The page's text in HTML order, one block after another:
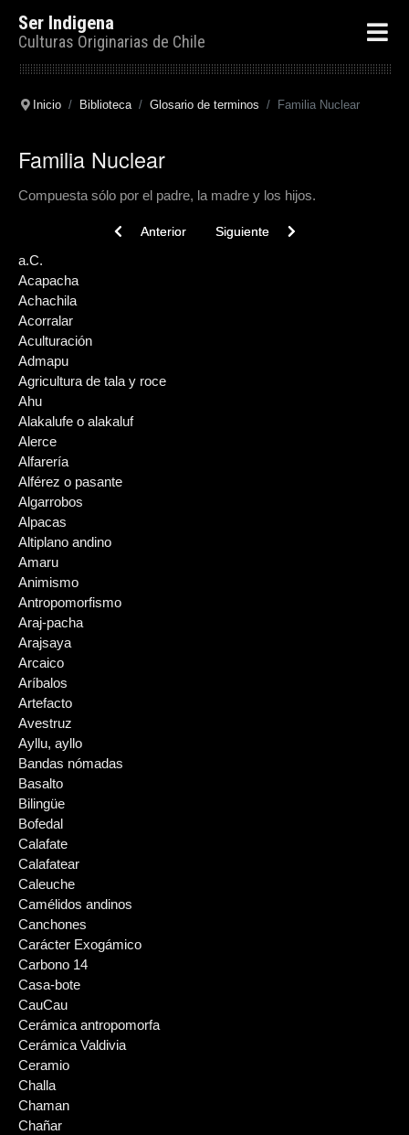
Ser Indigena
Culturas Originarias de Chile
Inicio Biblioteca Glosario de terminos Familia Nuclear
Familia Nuclear
Compuesta sólo por el padre, la madre y los hijos.
Previous article: Fiestas Patronales
Anterior Next article: Familia Monogámica
Siguiente
a.C.
Acapacha
Achachila
Acorralar
Aculturación
Admapu
Agricultura de tala y roce
Ahu
Alakalufe o alakaluf
Alerce
Alfarería
Alférez o pasante
Algarrobos
Alpacas
Altiplano andino
Amaru
Animismo
Antropomorfismo
Araj-pacha
Arajsaya
Arcaico
Aríbalos
Artefacto
Avestruz
Ayllu, ayllo
Bandas nómadas
Basalto
Bilingüe
Bofedal
Calafate
Calafatear
Caleuche
Camélidos andinos
Canchones
Carácter Exogámico
Carbono 14
Casa-bote
CauCau
Cerámica antropomorfa
Cerámica Valdivia
Ceramio
Challa
Chaman
Chañar